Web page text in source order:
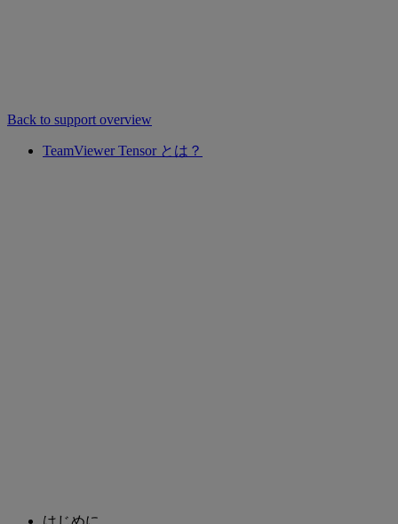
Back to support overview
TeamViewer Tensor とは？
はじめに